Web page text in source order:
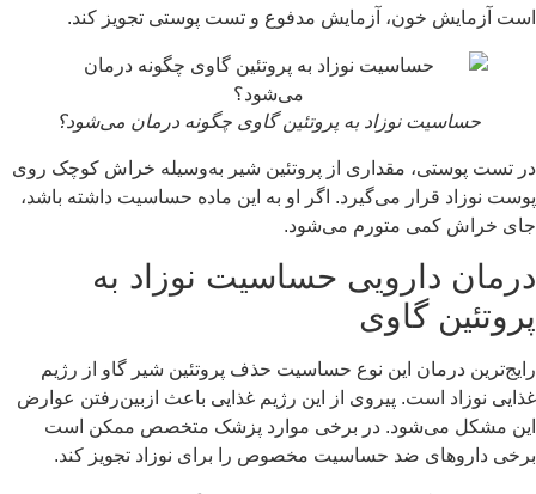
است آزمایش خون، آزمایش مدفوع و تست پوستی تجویز کند.
حساسیت نوزاد به پروتئین گاوی چگونه درمان می‌شود؟
در تست پوستی، مقداری از پروتئین شیر به‌وسیله خراش کوچک روی
پوست نوزاد قرار می‌گیرد. اگر او به این ماده حساسیت داشته باشد،
جای خراش کمی متورم می‌شود.
درمان دارویی حساسیت نوزاد به
پروتئین گاوی
رایج‌ترین درمان این نوع حساسیت حذف پروتئین شیر گاو از رژیم
غذایی نوزاد است. پیروی از این رژیم غذایی باعث ازبین‌رفتن عوارض
این مشکل می‌شود. در برخی موارد پزشک متخصص ممکن است
برخی داروهای ضد حساسیت مخصوص را برای نوزاد تجویز کند.